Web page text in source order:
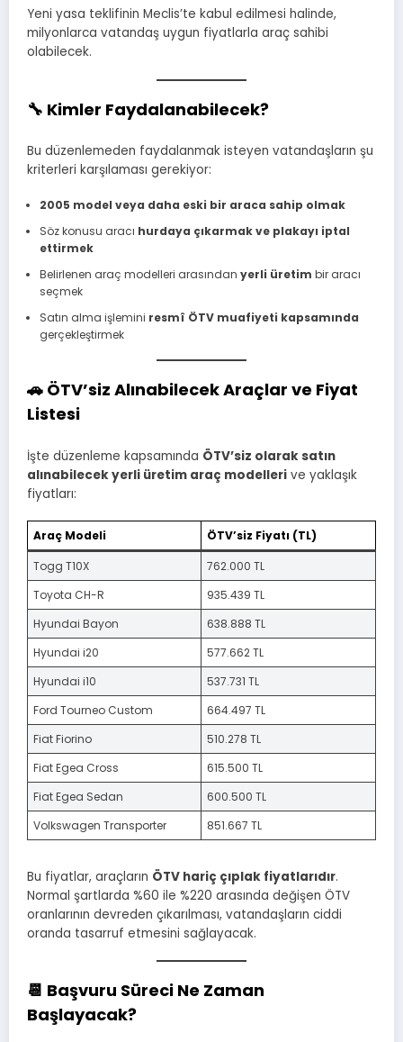
Yeni yasa teklifinin Meclis’te kabul edilmesi halinde,
milyonlarca vatandaş uygun fiyatlarla araç sahibi
olabilecek.
🔧 Kimler Faydalanabilecek?
Bu düzenlemeden faydalanmak isteyen vatandaşların şu
kriterleri karşılaması gerekiyor:
2005 model veya daha eski bir araca sahip olmak
Söz konusu aracı hurdaya çıkarmak ve plakayı iptal
ettirmek
Belirlenen araç modelleri arasından yerli üretim bir aracı
seçmek
Satın alma işlemini resmî ÖTV muafiyeti kapsamında
gerçekleştirmek
🚗 ÖTV’siz Alınabilecek Araçlar ve Fiyat
Listesi
İşte düzenleme kapsamında ÖTV’siz olarak satın
alınabilecek yerli üretim araç modelleri ve yaklaşık
fiyatları:
Araç Modeli
ÖTV’siz Fiyatı (TL)
Togg T10X
762.000 TL
Toyota CH-R
935.439 TL
Hyundai Bayon
638.888 TL
Hyundai i20
577.662 TL
Hyundai i10
537.731 TL
Ford Tourneo Custom
664.497 TL
Fiat Fiorino
510.278 TL
Fiat Egea Cross
615.500 TL
Fiat Egea Sedan
600.500 TL
Volkswagen Transporter
851.667 TL
Bu fiyatlar, araçların ÖTV hariç çıplak fiyatlarıdır.
Normal şartlarda %60 ile %220 arasında değişen ÖTV
oranlarının devreden çıkarılması, vatandaşların ciddi
oranda tasarruf etmesini sağlayacak.
📆 Başvuru Süreci Ne Zaman
Başlayacak?